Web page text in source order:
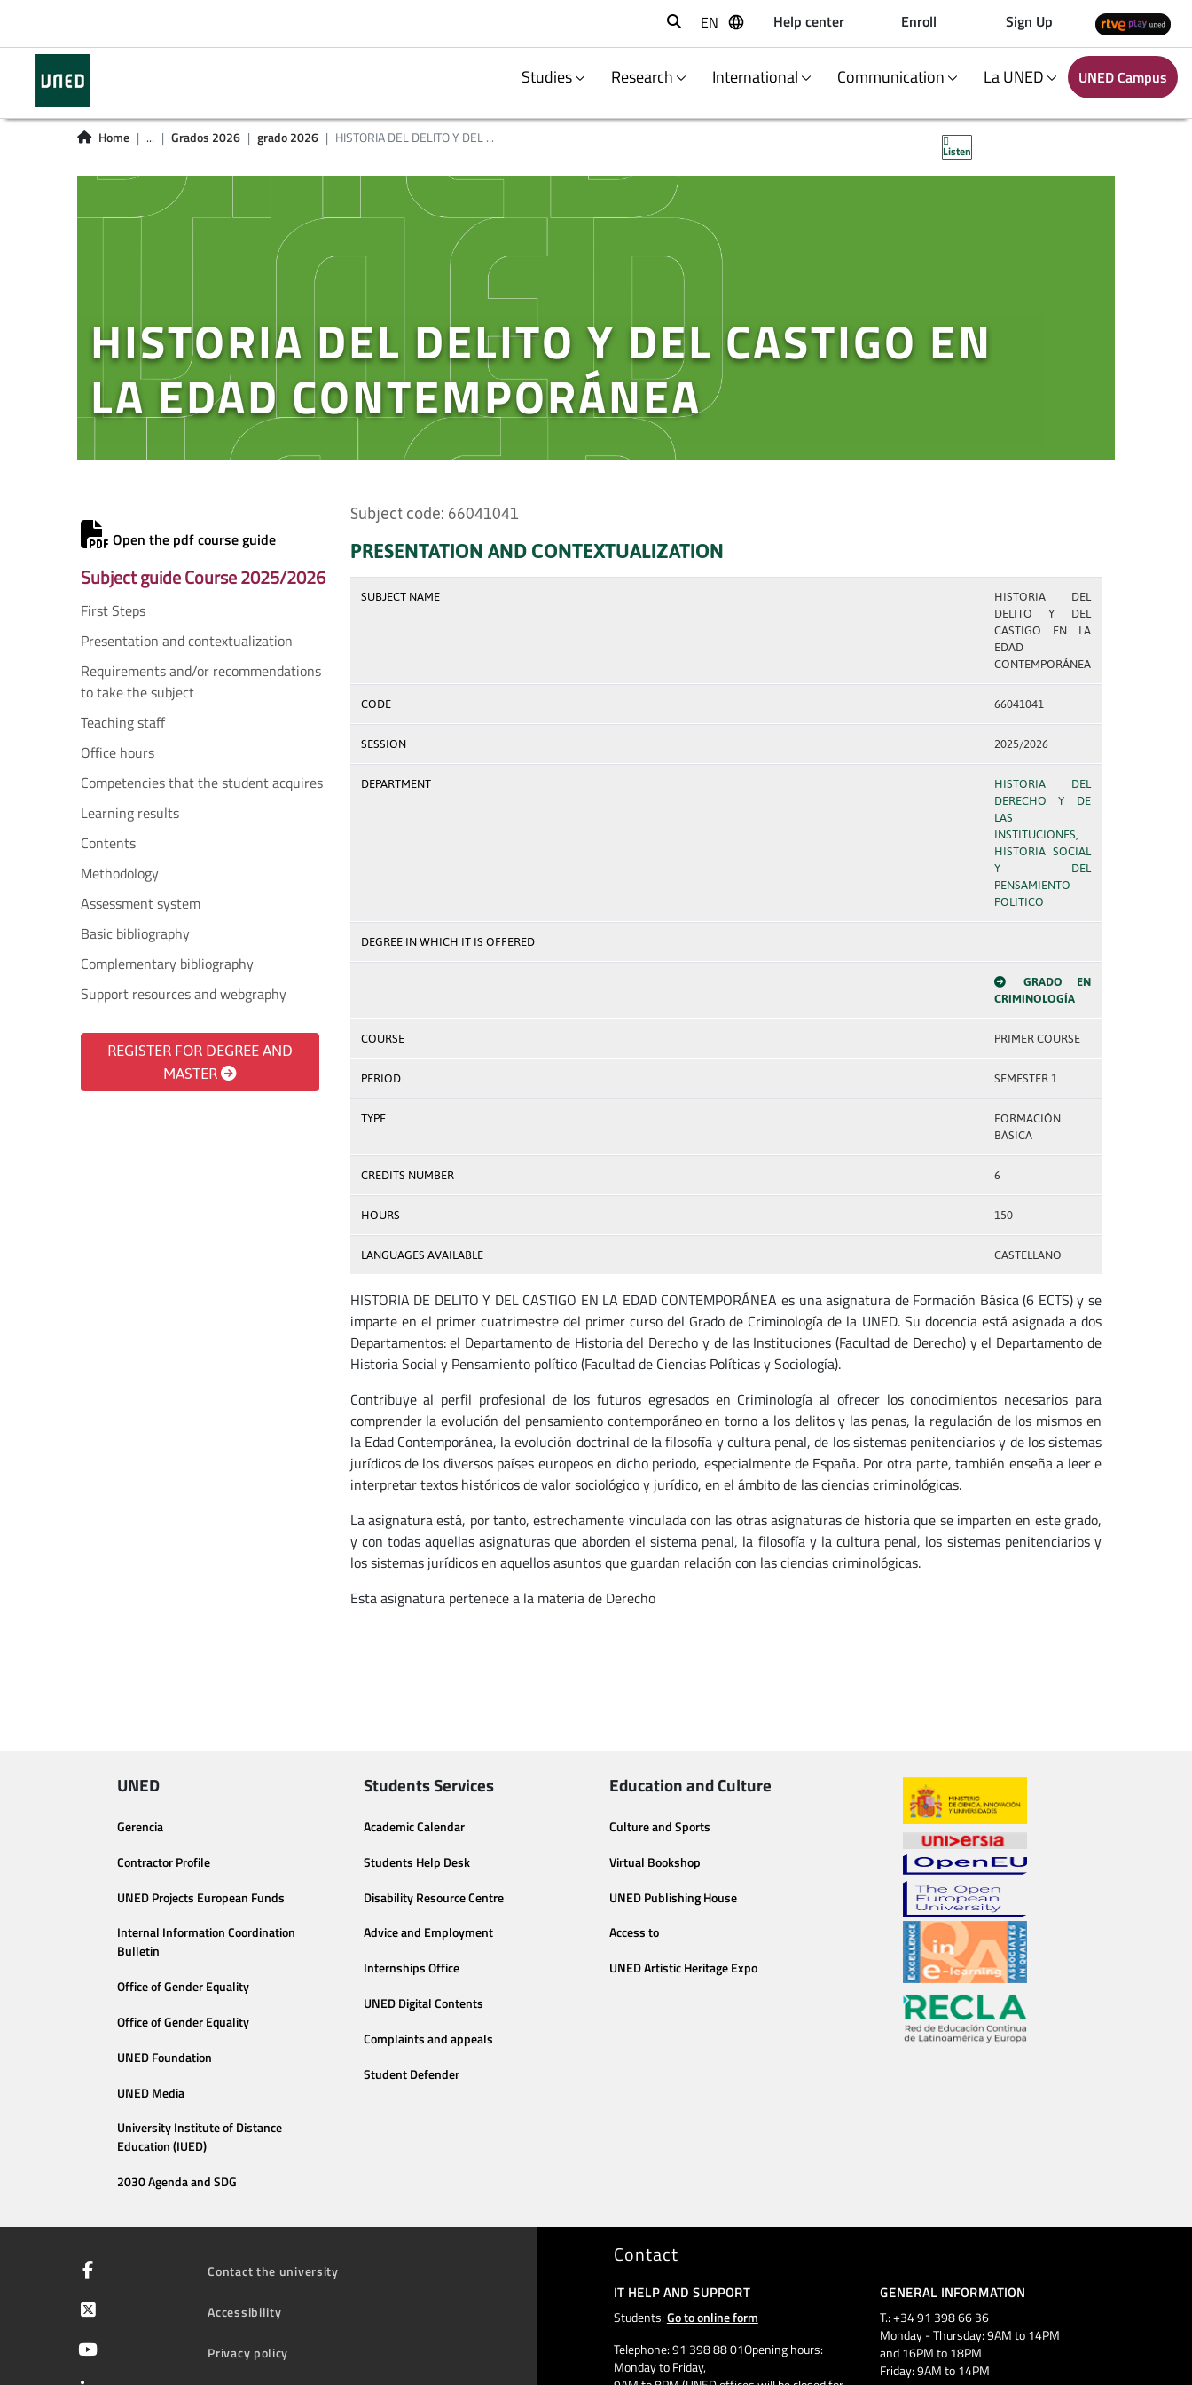
Buscar
EN Help center Enroll Sign Up
Studies Research International Communication La UNED UNED Campus
Home ... Grados 2026 grado 2026 HISTORIA DEL DELITO Y DEL ...
Listen
HISTORIA DEL DELITO Y DEL CASTIGO EN
LA EDAD CONTEMPORÁNEA
Open the pdf course guide
Subject guide Course 2025/2026
First Steps
Presentation and contextualization
Requirements and/or recommendations
to take the subject
Teaching staff
Office hours
Competencies that the student acquires
Learning results
Contents
Methodology
Assessment system
Basic bibliography
Complementary bibliography
Support resources and webgraphy
REGISTER FOR DEGREE AND
MASTER
Subject code: 66041041
PRESENTATION AND CONTEXTUALIZATION
SUBJECT NAME
HISTORIA DEL
DELITO Y DEL
CASTIGO EN LA
EDAD
CONTEMPORÁNEA
CODE 66041041
SESSION 2025/2026
DEPARTMENT
HISTORIA DEL
DERECHO Y DE
LAS
INSTITUCIONES,
HISTORIA SOCIAL
Y DEL
PENSAMIENTO
POLITICO
DEGREE IN WHICH IT IS OFFERED
GRADO EN
CRIMINOLOGÍA
COURSE PRIMER COURSE
PERIOD SEMESTER 1
TYPE
FORMACIÓN
BÁSICA
CREDITS NUMBER 6
HOURS 150
LANGUAGES AVAILABLE CASTELLANO
HISTORIA DE DELITO Y DEL CASTIGO EN LA EDAD CONTEMPORÁNEA es una asignatura de Formación Básica (6 ECTS) y se
imparte en el primer cuatrimestre del primer curso del Grado de Criminología de la UNED. Su docencia está asignada a dos
Departamentos: el Departamento de Historia del Derecho y de las Instituciones (Facultad de Derecho) y el Departamento de
Historia Social y Pensamiento político (Facultad de Ciencias Políticas y Sociología).
Contribuye al perfil profesional de los futuros egresados en Criminología al ofrecer los conocimientos necesarios para
comprender la evolución del pensamiento contemporáneo en torno a los delitos y las penas, la regulación de los mismos en
la Edad Contemporánea, la evolución doctrinal de la filosofía y cultura penal, de los sistemas penitenciarios y de los sistemas
jurídicos de los diversos países europeos en dicho periodo, especialmente de España. Por otra parte, también enseña a leer e
interpretar textos históricos de valor sociológico y jurídico, en el ámbito de las ciencias criminológicas.
La asignatura está, por tanto, estrechamente vinculada con las otras asignaturas de historia que se imparten en este grado,
y con todas aquellas asignaturas que aborden el sistema penal, la filosofía y la cultura penal, los sistemas penitenciarios y
los sistemas jurídicos en aquellos asuntos que guardan relación con las ciencias criminológicas.
Esta asignatura pertenece a la materia de Derecho
UNED
Gerencia
Contractor Profile
UNED Projects European Funds
Internal Information Coordination
Bulletin
Office of Gender Equality
Office of Gender Equality
UNED Foundation
UNED Media
University Institute of Distance
Education (IUED)
2030 Agenda and SDG
Students Services
Academic Calendar
Students Help Desk
Disability Resource Centre
Advice and Employment
Internships Office
UNED Digital Contents
Complaints and appeals
Student Defender
Education and Culture
Culture and Sports
Virtual Bookshop
UNED Publishing House
Access to
UNED Artistic Heritage Expo
Contact the university
Accessibility
Privacy policy
Contact
IT HELP AND SUPPORT
Students:Go to online form
Telephone: 91 398 88 01Opening hours:
Monday to Friday,
GENERAL INFORMATION
T.: +34 91 398 66 36
Monday - Thursday: 9AM to 14PM
and 16PM to 18PM
Friday: 9AM to 14PM